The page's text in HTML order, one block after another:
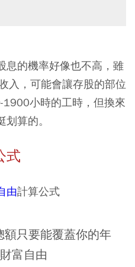
息的機率好像也不高，雖
入，可能會讓存股的部位
小時的工時，但換來
算的。
式
由計算公式
只要能覆蓋你的年
富自由